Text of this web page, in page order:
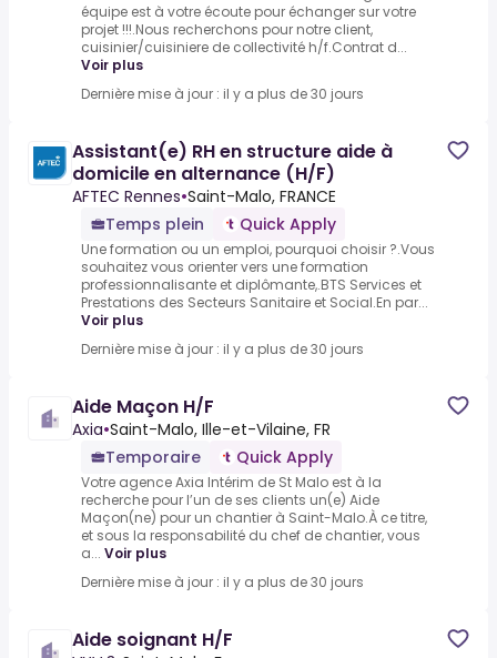
équipe est à votre écoute pour échanger sur votre
projet !!!.Nous recherchons pour notre client,
cuisinier/cuisiniere de collectivité h/f.Contrat d...
Voir plus
Dernière mise à jour : il y a plus de 30 jours
Assistant(e) RH en structure aide à
domicile en alternance (H/F)
AFTEC Rennes•Saint-Malo, FRANCE
Temps plein
Quick Apply
Une formation ou un emploi, pourquoi choisir ?.Vous
souhaitez vous orienter vers une formation
professionnalisante et diplômante,.BTS Services et
Prestations des Secteurs Sanitaire et Social.En par...
Voir plus
Dernière mise à jour : il y a plus de 30 jours
Aide Maçon H/F
Axia•Saint-Malo, Ille-et-Vilaine, FR
Temporaire
Quick Apply
Votre agence Axia Intérim de St Malo est à la
recherche pour l’un de ses clients un(e) Aide
Maçon(ne) pour un chantier à Saint-Malo.À ce titre,
et sous la responsabilité du chef de chantier, vous
a... Voir plus
Dernière mise à jour : il y a plus de 30 jours
Aide soignant H/F